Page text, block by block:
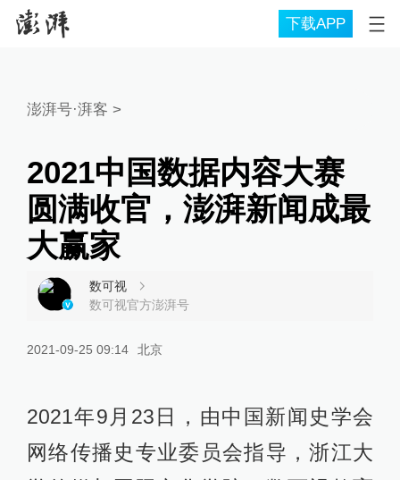
下载APP
澎湃号·湃客 >
2021中国数据内容大赛
圆满收官，澎湃新闻成最
大赢家
数可视
数可视官方澎湃号
2021-09-25 09:14 北京
2021年9月23日，由中国新闻史学会
网络传播史专业委员会指导，浙江大